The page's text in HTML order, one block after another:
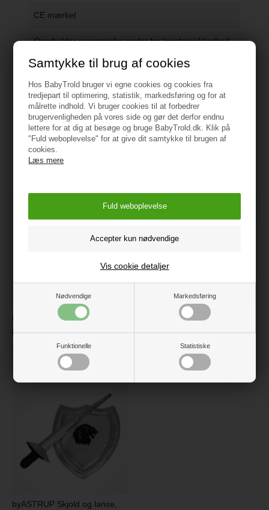
Samtykke til brug af cookies
Hos BabyTrold bruger vi egne cookies og cookies fra
tredjepart til optimering, statistik, markedsføring og for at
målrette indhold. Vi bruger cookies til at forbedrer
brugervenligheden på vores side og gør det derfor endnu
lettere for at dig at besøge og bruge BabyTrold.dk. Klik på
"Fuld weboplevelse" for at give dit samtykke til brugen af
cookies.
Læs mere
Nødvendige Markedsføring
Funktionelle Statistiske
Vis cookie detaljer
CE mærket
Overholder europæiske regler for legetøjssikkerhed
Vejledning
Måske er du også interesseret i
følgende produkter
byASTRUP Plejesæt til
kæpheste, 8 dele
181,96
byASTRUP Skjold og lanse,